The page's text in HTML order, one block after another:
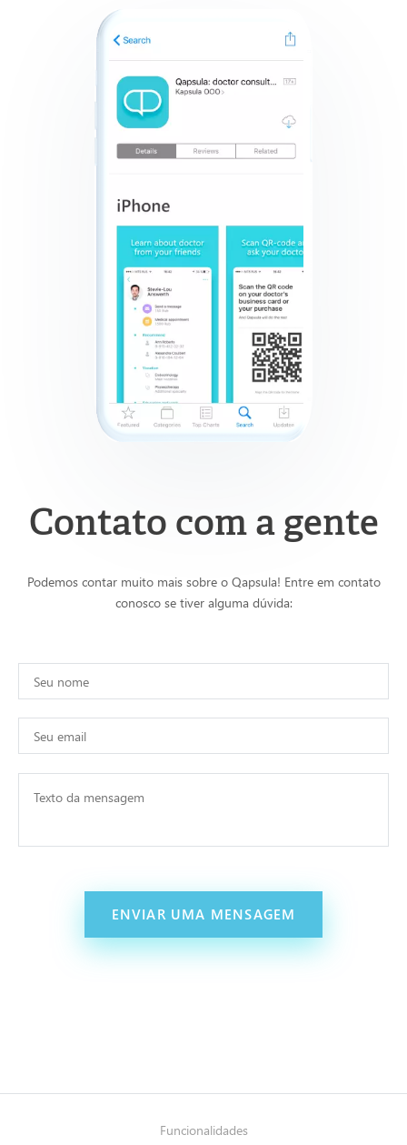
Contato com a gente
Podemos contar muito mais sobre o Qapsula! Entre em contato
conosco se tiver alguma dúvida:
ENVIAR UMA MENSAGEM
Funcionalidades